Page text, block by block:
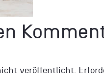
veröffentlicht.